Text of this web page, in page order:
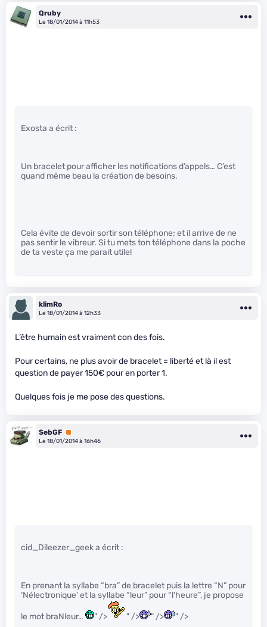
Qruby
Le 18/01/2014 à 11h53
Exosta a écrit :
Un bracelet pour afficher les notifications d’appels… C’est
quand même beau la création de besoins.
Cela évite de devoir sortir son téléphone; et il arrive de ne
pas sentir le vibreur. Si tu mets ton téléphone dans la poche
de ta veste ça me parait utile!
klimRo
Le 18/01/2014 à 12h33
L’être humain est vraiment con des fois.
Pour certains, ne plus avoir de bracelet = liberté et là il est
question de payer 150€ pour en porter 1.
Quelques fois je me pose des questions.
SebGF Premium
Le 18/01/2014 à 16h46
cid_Dileezer_geek a écrit :
En prenant la syllabe “bra” de bracelet puis la lettre “N” pour
‘Nélectronique’ et la syllabe “leur” pour “l’heure”, je propose
le mot braNleur… " /> " /> " /> " />